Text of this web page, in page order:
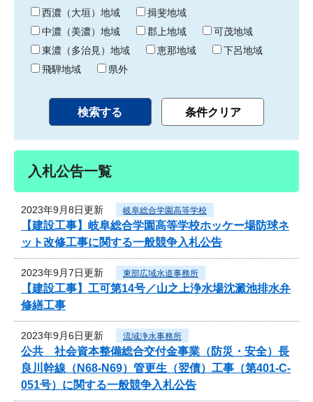
り 西濃（大垣）地域
揖斐地域
中濃（美濃）地域
郡上地域
可茂地域
東濃（多治見）地域
恵那地域
下呂地域
飛騨地域
県外
入札公告一覧
2023年9月8日更新 岐阜総合学園高等学校
【建設工事】岐阜総合学園高等学校ホッケー場防球ネ
ット改修工事に関する一般競争入札公告
2023年9月7日更新 東部広域水道事務所
【建設工事】工可第14号／山之上浄水場沈澱池排水弁
修繕工事
2023年9月6日更新 流域浄水事務所
公共 社会資本整備総合交付金事業（防災・安全）長
良川幹線（N68-N69）管更生（翌債）工事（第401-C-
051号）に関する一般競争入札公告